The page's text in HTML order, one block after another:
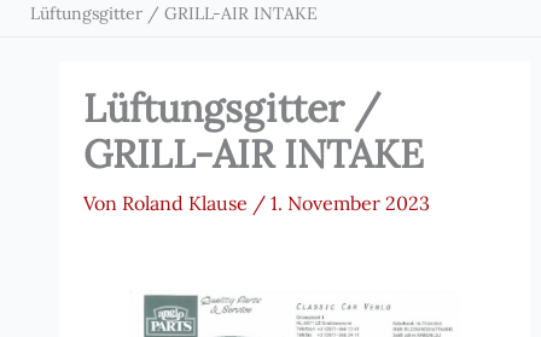
Lüftungsgitter / GRILL-AIR INTAKE
Lüftungsgitter /
GRILL-AIR INTAKE
Von Roland Klause / 1. November 2023